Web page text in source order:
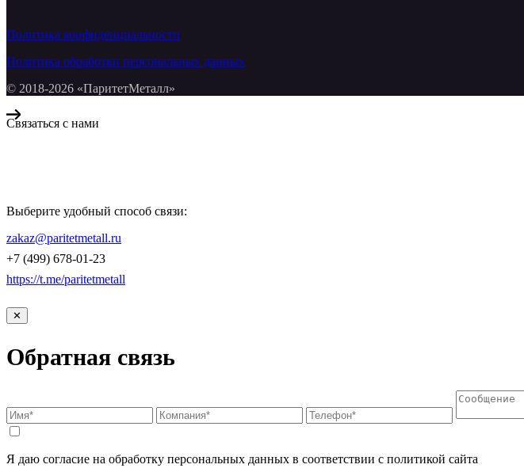
Политика конфиденциальности
Политика обработки персональных данных
© 2018-2026 «ПаритетМеталл»
Связаться с нами
Выберите удобный способ связи:
zakaz@paritetmetall.ru
+7 (499) 678-01-23
https://t.me/paritetmetall
✕
Обратная связь
Я даю согласие на обработку персональных данных в соответствии с политикой сайта